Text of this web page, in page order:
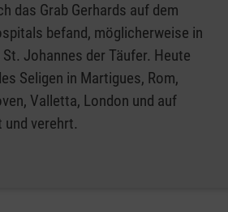
das Grab Gerhards auf dem
befand, möglicherweise in
Johannes der Täufer. Heute
Seligen in Martigues, Rom,
Valletta, London und auf
und verehrt.